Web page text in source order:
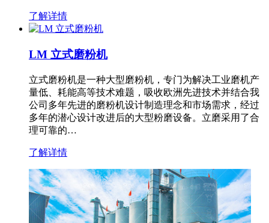
了解详情
LM 立式磨粉机
立式磨粉机是一种大型磨粉机，专门为解决工业磨机产
量低、耗能高等技术难题，吸收欧洲先进技术并结合我
公司多年先进的磨粉机设计制造理念和市场需求，经过
多年的潜心设计改进后的大型粉磨设备。立磨采用了合
理可靠的…
了解详情